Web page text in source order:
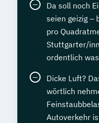
Da soll noch
seien geizig –
pro
Stuttgarter/
ordentlich
Dicke Luft?
wörtlich
Autoverkehr